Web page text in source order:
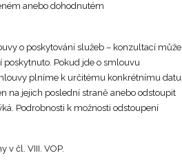
anebo dohodnutém
o poskytování služeb – konzultací může
Pokud jde o smlouvu
plníme k určitému konkrétnímu datu.
na jejich poslední straně anebo odstoupit
Podrobnosti k možnosti odstoupení
v čl. VIII. VOP.